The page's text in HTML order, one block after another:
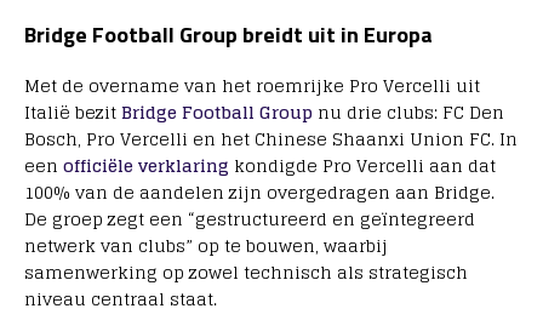
Bridge Football Group breidt uit in Europa
Met de overname van het roemrijke Pro Vercelli uit
Italië bezitBridge Football Group nu drie clubs: FC Den
Bosch, Pro Vercelli en het Chinese Shaanxi Union FC. In
een officiële verklaring kondigde Pro Vercelli aan dat
100% van de aandelen zijn overgedragen aan Bridge.
De groep zegt een “gestructureerd en geïntegreerd
netwerk van clubs” op te bouwen, waarbij
samenwerking op zowel technisch als strategisch
niveau centraal staat.